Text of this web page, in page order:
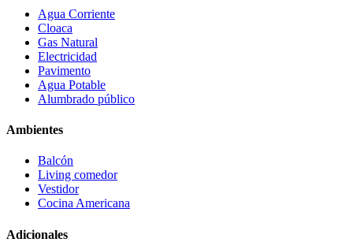
Agua Corriente
Cloaca
Gas Natural
Electricidad
Pavimento
Agua Potable
Alumbrado público
Ambientes
Balcón
Living comedor
Vestidor
Cocina Americana
Adicionales